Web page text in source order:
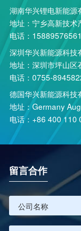
湖南华兴锂电新能源
地址：宁乡高新技
电话：
深圳华兴新能源科技
地址：深圳市坪山
电话：0755-
德国华兴新能源科技
地址：Germany
电话：+86 400 110
留言合作